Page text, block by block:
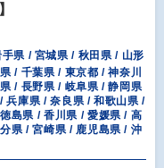
県 / 宮城県 / 秋田県 / 山形
/ 千葉県 / 東京都 / 神奈川
/ 長野県 / 岐阜県 / 静岡県
兵庫県 / 奈良県 / 和歌山県 /
島県 / 香川県 / 愛媛県 / 高
県 / 宮崎県 / 鹿児島県 / 沖